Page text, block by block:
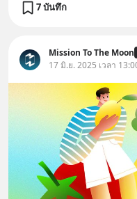
7 บันทึก
Mission To The Moon
17 มิ.ย. 2025 เวลา